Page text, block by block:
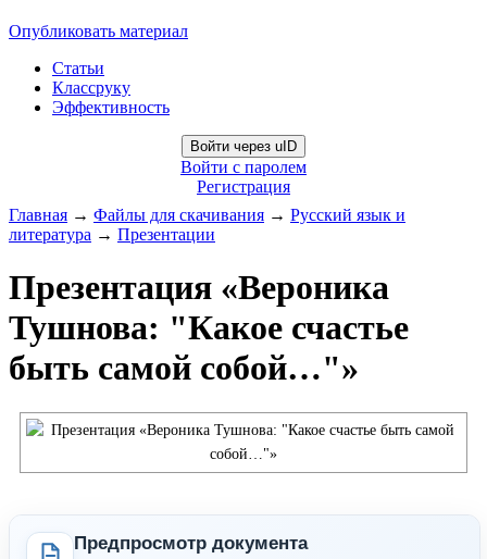
Опубликовать материал
Статьи
Классруку
Эффективность
Войти через uID
Войти с паролем
Регистрация
Главная → Файлы для скачивания → Русский язык и
литература → Презентации
Презентация «Вероника
Тушнова: "Какое счастье
быть самой собой…"»
Предпросмотр документа